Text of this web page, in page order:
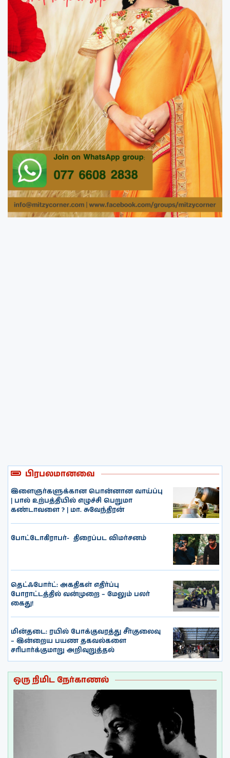
பிரபலமானவை
இளைஞர்களுக்கான பொன்னான வாய்ப்பு
| பால் உற்பத்தியில் எழுச்சி பெறுமா
கண்டாவளை ? | மா. சுவேந்திரன்
போட்டோகிராபர்- ‌ திரைப்பட விமர்சனம்
தெட்ஃபோர்ட்: அகதிகள் எதிர்ப்பு
போராட்டத்தில் வன்முறை – மேலும் பலர்
கைது!
மின்தடை: ரயில் போக்குவரத்து சீர்குலைவு
– இன்றைய பயண தகவல்களை
சரிபார்க்குமாறு அறிவுறுத்தல்
ஒரு நிமிட நேர்காணல்